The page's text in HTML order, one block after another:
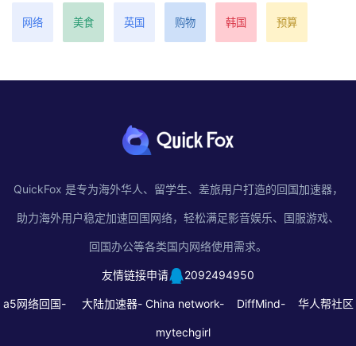
网络 美食 英国 购物 韩国 预算
QuickFox 是专为海外华人、留学生、差旅用户打造的回国加速器，
助力海外用户稳定加速回国网络，轻松满足影音娱乐、国服游戏、
回国办公等各类国内网络使用需求。
友情链接申请 2092494950
a5网络回国- 大陆加速器- China network- DiffMind- 华人帮社区
mytechgirl